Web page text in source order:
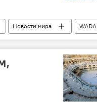
Новости мира
WADA
(AMADA)